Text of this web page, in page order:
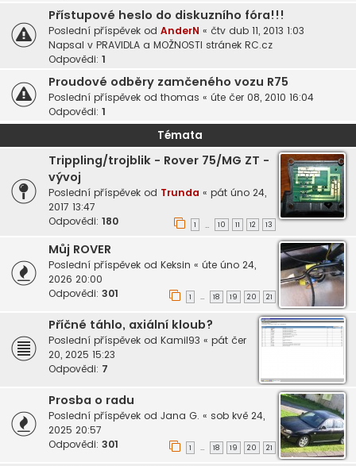
Přístupové heslo do diskuzního fóra!!!
Poslední příspěvek od AnderN « čtv dub 11, 2013 1:03
Napsal v PRAVIDLA a MOŽNOSTI stránek RC.cz
Odpovědi: 1
Proudové odběry zamčeného vozu R75
Poslední příspěvek od thomas « úte čer 08, 2010 16:04
Odpovědi: 1
Témata
Trippling/trojblik - Rover 75/MG ZT -
vývoj
Poslední příspěvek od Trunda « pát úno 24,
2017 13:47
Odpovědi: 180 1 … 10 11 12 13
Můj ROVER
Poslední příspěvek od Keksin « úte úno 24,
2026 20:00
Odpovědi: 301 1 … 18 19 20 21
Příčné táhlo, axiální kloub?
Poslední příspěvek od Kamil93 « pát čer
20, 2025 15:23
Odpovědi: 7
Prosba o radu
Poslední příspěvek od Jana G. « sob kvě 24,
2025 20:57
Odpovědi: 301 1 … 18 19 20 21